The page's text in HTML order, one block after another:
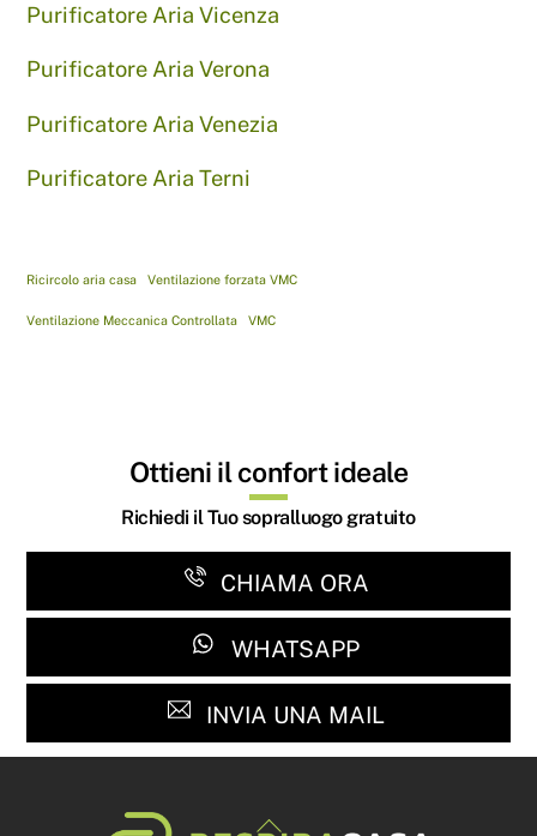
Purificatore Aria Vicenza
Purificatore Aria Verona
Purificatore Aria Venezia
Purificatore Aria Terni
Ricircolo aria casa Ventilazione forzata VMC
Ventilazione Meccanica Controllata VMC
Ottieni il confort ideale
Richiedi il Tuo sopralluogo gratuito
CHIAMA ORA
WHATSAPP
INVIA UNA MAIL
Back